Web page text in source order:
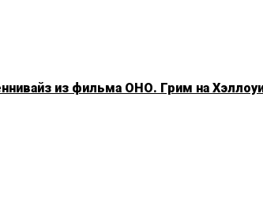
из фильма ОНО. Грим на